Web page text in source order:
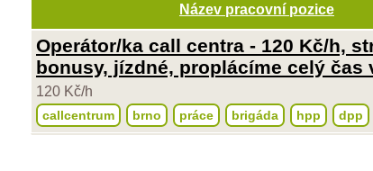
Název pracovní pozice
Operátor/ka call centra - 120 Kč/h,
bonusy, jízdné, proplácíme celý čas
120 Kč/h
callcentrum brno práce brigáda hpp dpp